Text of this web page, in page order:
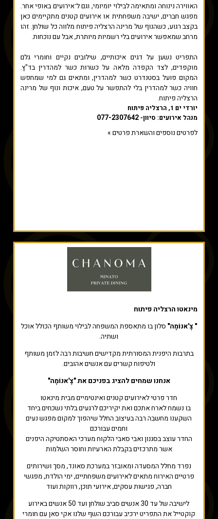
האווירה נינוחה ומתאימה לבילוי יומיומי, וגם ל־אירועים באופי אחר.
מפגש חברים, ישיבה משפחתית או אירועים קטנים מתקיימים כאן
בקצב רגוע, כשהנוף של מרינה הרצליה פיתוח מלווה כל שולחן. זהו
מרחב שמאפשר אירועים בלי רשמיות מיותרת, אבל עם נוכחות.
התפריט נשען על דגים איכותיים, שילובים נקיים וחומרי גלם
מוקפדים, לצד הקפדה מלאה על כשרות כשר למהדרין בד"ץ.
המקום פועל בסטנדרט כשר למהדרין, ומתאים גם למי שמחפש
חוויה כשר למהדרין בלי להתפשר על טעם, איכות ונוף של מרינה
הרצליה פיתוח.
יורדי ים 1, הרצליה פיתוח
מנהל אירועים: סיוון- 077-2307642
לפרטים נוספים והשארת פרטים »
מינאטו הרצליה פיתוח
" צׇ'אנוֹמָה" סלון בו מתאספת המשפחה לבילוי משותף הכולל אוכל
ושתיה.
בתרבות היפנית המסורתית מקדישים חשיבות רבה לזמן משותף
ולטיפוח קשרים עם אנשים אהובים.
אנחנו שמחים להציג בפניכם את "צׇ'אנוֹמָה"
חדר פרטי לאירועים קטנים ואינטימיים מבית מינאטו
בו נשמח לארח אתכם ואת יקיריכם לרגעים בלתי נשכחים ביחד
השקענו מחשבה רבה בעיצוב החלל שיהפוך למקום מפגש נעים
וחמים עבורכם
החדר עוצב בסגנון ואבי סאבי הלקוח מערכי האסתטיקה היפנים
אשר מתרכזים בקבלת הארעיות וחוסר השלמות
נפרד מחלל המסעדה ומאובזר במערכת סאונד, מסך ושירותים
פרטיים האירוח מתאים לאירועים משפחתיים, ימי הולדת, מפגשי
חברה, פגישות עסקים, אירועי תוכן, רווקות ועוד
לישיבה של עד 30 אנשים סביב שולחן ועד 50 אנשים באירוע
קוקטייל את התפריט ירכיב עבורכם השף שלנו אקי סאן עם חומרי